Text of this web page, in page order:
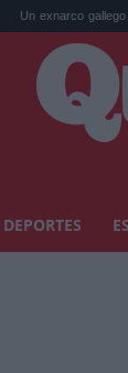
gallego quiere
DEPORTES